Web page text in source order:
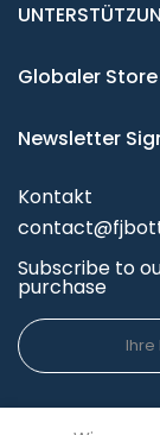
Globaler Store
Newsletter
Kontakt
Subscribe to
purchase